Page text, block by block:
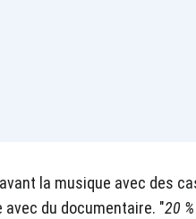
la musique avec des
du documentaire. "20